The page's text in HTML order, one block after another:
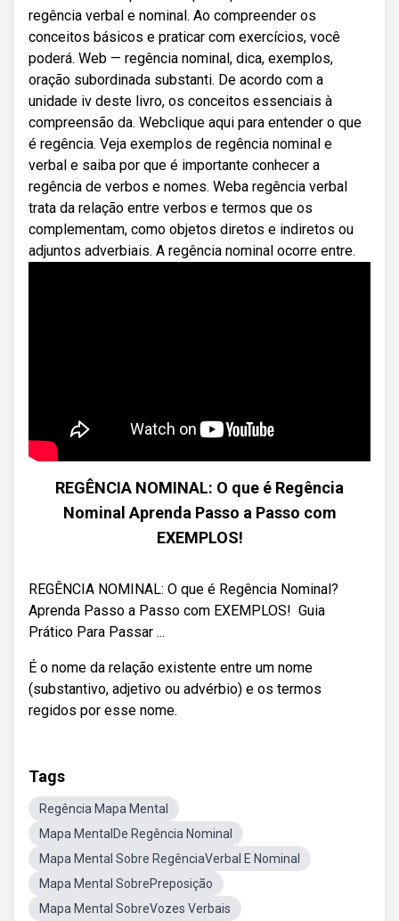
regência verbal e nominal. Ao compreender os
conceitos básicos e praticar com exercícios, você
poderá. Web — regência nominal, dica, exemplos,
oração subordinada substanti. De acordo com a
unidade iv deste livro, os conceitos essenciais à
compreensão da. Webclique aqui para entender o que
é regência. Veja exemplos de regência nominal e
verbal e saiba por que é importante conhecer a
regência de verbos e nomes. Weba regência verbal
trata da relação entre verbos e termos que os
complementam, como objetos diretos e indiretos ou
adjuntos adverbiais. A regência nominal ocorre entre.
REGÊNCIA NOMINAL: O que é Regência
Nominal Aprenda Passo a Passo com
EXEMPLOS!
REGÊNCIA NOMINAL: O que é Regência Nominal?
Aprenda Passo a Passo com EXEMPLOS! ‍ Guia
Prático Para Passar ...
É o nome da relação existente entre um nome
(substantivo, adjetivo ou advérbio) e os termos
regidos por esse nome.
Tags
Regência Mapa Mental
Mapa MentalDe Regência Nominal
Mapa Mental Sobre RegênciaVerbal E Nominal
Mapa Mental SobrePreposição
Mapa Mental SobreVozes Verbais